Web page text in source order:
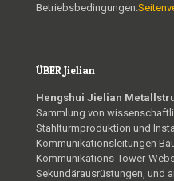
Betriebsbedingungen.
ÜBER Jielian
Hengshui Jielian
Sammlung von
Stahlturmproduktion und
Kommunikationsleitungen
Kommunikations-Tower-
Sekundärausrüstungen, und